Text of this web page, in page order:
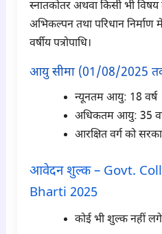
स्नातकोतर अथवा किसी भी
अभिकल्पन तथा परिधान निर्माण
वर्षीय पत्रोपाधि।
आयु सीमा (01/08/2025
न्यूनतम आयु: 18 वर्ष
अधिकतम आयु: 35
आरक्षित वर्ग को
आवेदन शुल्क – Govt.
Bharti 2025
कोई भी शुल्क नहीं